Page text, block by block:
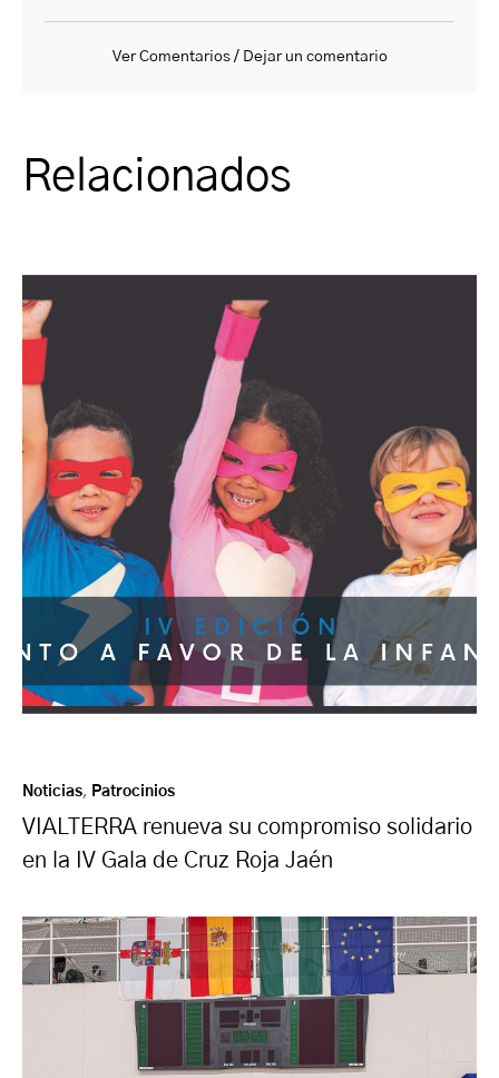
Ver Comentarios / Dejar un comentario
Relacionados
Noticias, Patrocinios
VIALTERRA renueva su compromiso solidario
en la IV Gala de Cruz Roja Jaén